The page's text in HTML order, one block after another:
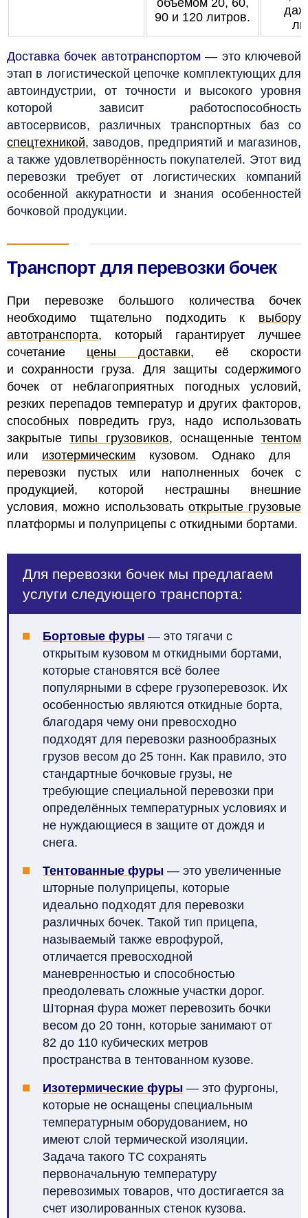
объёмом 20, 60,
90 и 120 литров.
Доставка бочек автотранспортом— это ключевой
этап в логистической цепочке комплектующих для
автоиндустрии, от точности и высокого уровня
которой зависит работоспособность
автосервисов, различных транспортных баз со
спецтехникой, заводов, предприятий и магазинов,
а также удовлетворённость покупателей. Этот вид
перевозки требует от логистических компаний
особенной аккуратности и знания особенностей
бочковой продукции.
Транспорт для перевозки бочек
При перевозке большого количества бочек
необходимо тщательно подходить к выбору
автотранспорта, который гарантирует лучшее
сочетание цены доставки, её скорости
и сохранности груза. Для защиты содержимого
бочек от неблагоприятных погодных условий,
резких перепадов температур и других факторов,
способных повредить груз, надо использовать
закрытыетипы грузовиков, оснащенные тентом
или изотермическимкузовом. Однако для
перевозки пустых или наполненных бочек с
продукцией, которой нестрашны внешние
условия, можно использовать открытые грузовые
платформы и полуприцепы с откидными бортами.
Для перевозки бочек мы предлагаем
услуги следующего транспорта:
Бортовые фуры — это тягачи с
открытым кузовом м откидными бортами,
которые становятся всё более
популярными в сфере грузоперевозок. Их
особенностью являются откидные борта,
благодаря чему они превосходно
подходят для перевозки разнообразных
грузов весом до 25 тонн. Как правило, это
стандартные бочковые грузы, не
требующие специальной перевозки при
определённых температурных условиях и
не нуждающиеся в защите от дождя и
снега.
Тентованные фуры — это увеличенные
шторные полуприцепы, которые
идеально подходят для перевозки
различных бочек. Такой тип прицепа,
называемый также еврофурой,
отличается превосходной
маневренностью и способностью
преодолевать сложные участки дорог.
Шторная фура может перевозить бочки
весом до 20 тонн, которые занимают от
82 до 110 кубических метров
пространства в тентованном кузове.
Изотермические фуры — это фургоны,
которые не оснащены специальным
температурным оборудованием, но
имеют слой термической изоляции.
Задача такого ТС сохранять
первоначальную температуру
перевозимых товаров, что достигается за
счет изолированных стенок кузова.